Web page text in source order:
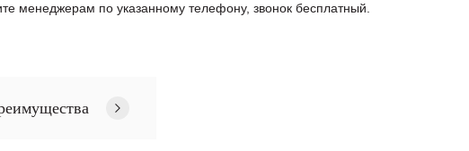
менеджерам по указанному телефону, звонок бесплатный.